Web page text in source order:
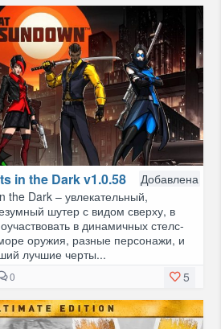
in the Dark v1.0.58
Добавлена
the Dark – увлекательный,
шутер с видом сверху, в
в динамичных стелс-
оружия, разные персонажи, и
лучшие черты...
5
0